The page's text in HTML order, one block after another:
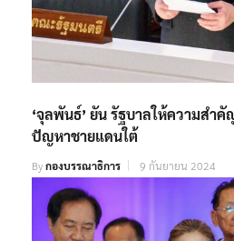
‘จุลพันธ์’ ยัน รัฐบาลให้ความสำ
ปัญหาชายแดนใต้
Byกองบรรณาธิการ 9 กันยายน 2024